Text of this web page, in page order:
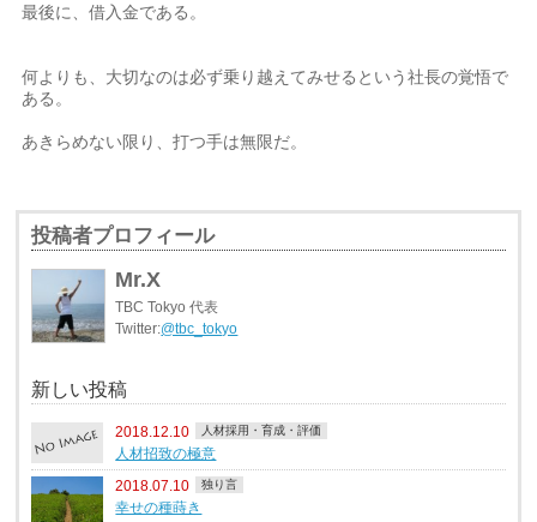
最後に、借入金である。
何よりも、大切なのは必ず乗り越えてみせるという社長の覚悟で
ある。
あきらめない限り、打つ手は無限だ。
投稿者プロフィール
Mr.X
TBC Tokyo 代表
Twitter:@tbc_tokyo
新しい投稿
2018.12.10 人材採用・育成・評価
人材招致の極意
2018.07.10 独り言
幸せの種蒔き